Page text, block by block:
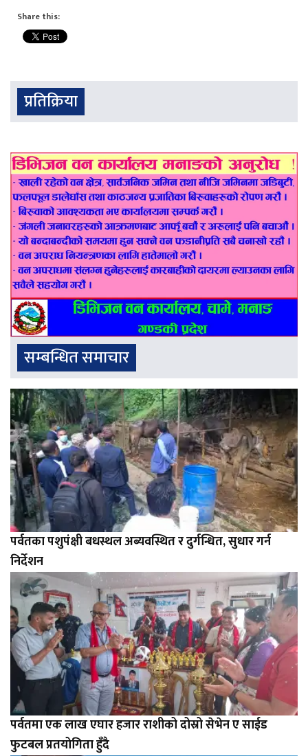
Share this:
प्रतिक्रिया
सम्बन्धित समाचार
पर्वतका पशुपंक्षी बधस्थल अब्यवस्थित र दुर्गन्धित, सुधार गर्न
निर्देशन
पर्वतमा एक लाख एघार हजार राशीको दोस्रो सेभेन ए साईड
फुटबल प्रतयोगिता हुँदै